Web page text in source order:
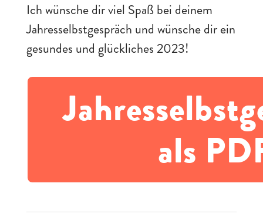
Ich wünsche dir viel Spaß bei deinem
Jahresselbstgespräch und wünsche dir ein
gesundes und glückliches 2023!
als